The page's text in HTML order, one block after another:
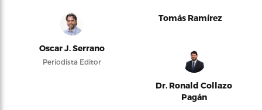
Oscar J. Serrano
Periodista Editor
Tomás Ramírez
Dr. Ronald Collazo
Pagán